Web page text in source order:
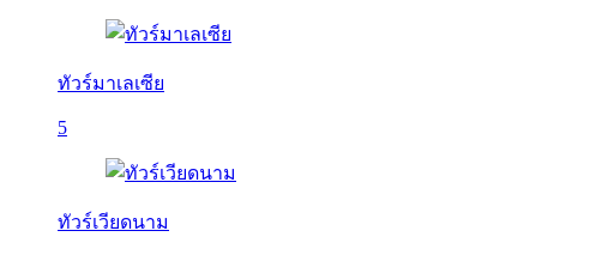
ทัวร์มาเลเซีย
5
ทัวร์เวียดนาม